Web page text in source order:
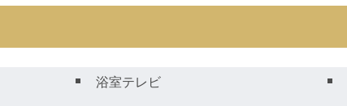
浴室テレビ